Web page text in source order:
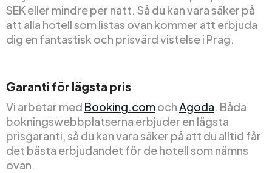
SEK eller mindre per natt. Så du kan vara säker på
att alla hotell som listas ovan kommer att erbjuda
dig en fantastisk och prisvärd vistelse i Prag.
Garanti för lägsta pris
Vi arbetar med Booking.comochAgoda. Båda
bokningswebbplatserna erbjuder en lägsta
prisgaranti, så du kan vara säker på att du alltid får
det bästa erbjudandet för de hotell som nämns
ovan.